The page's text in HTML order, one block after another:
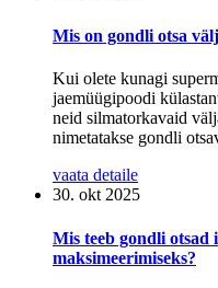
Mis on gondli otsa
Kui olete kunagi
jaemüügipoodi
neid silmatorkavaid
nimetatakse gondli
vaata detaile
30. okt 2025
Mis teeb gondli otsad
maksimeerimiseks?